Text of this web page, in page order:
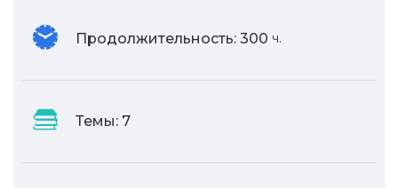
Продолжительность: 300 ч.
Темы: 7